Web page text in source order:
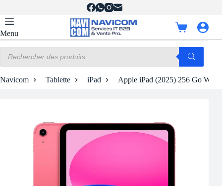
contenu
Menu
Panier
d’achat
produits
Navicom Tablette iPad Apple iPad (2025) 256 Go Wi-